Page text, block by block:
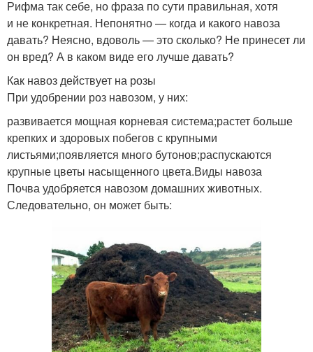
Рифма так себе, но фраза по сути правильная, хотя
и не конкретная. Непонятно — когда и какого навоза
давать? Неясно, вдоволь — это сколько? Не принесет ли
он вред? А в каком виде его лучше давать?
Как навоз действует на розы
При удобрении роз навозом, у них:
развивается мощная корневая система;растет больше
крепких и здоровых побегов с крупными
листьями;появляется много бутонов;распускаются
крупные цветы насыщенного цвета.Виды навоза
Почва удобряется навозом домашних животных.
Следовательно, он может быть: